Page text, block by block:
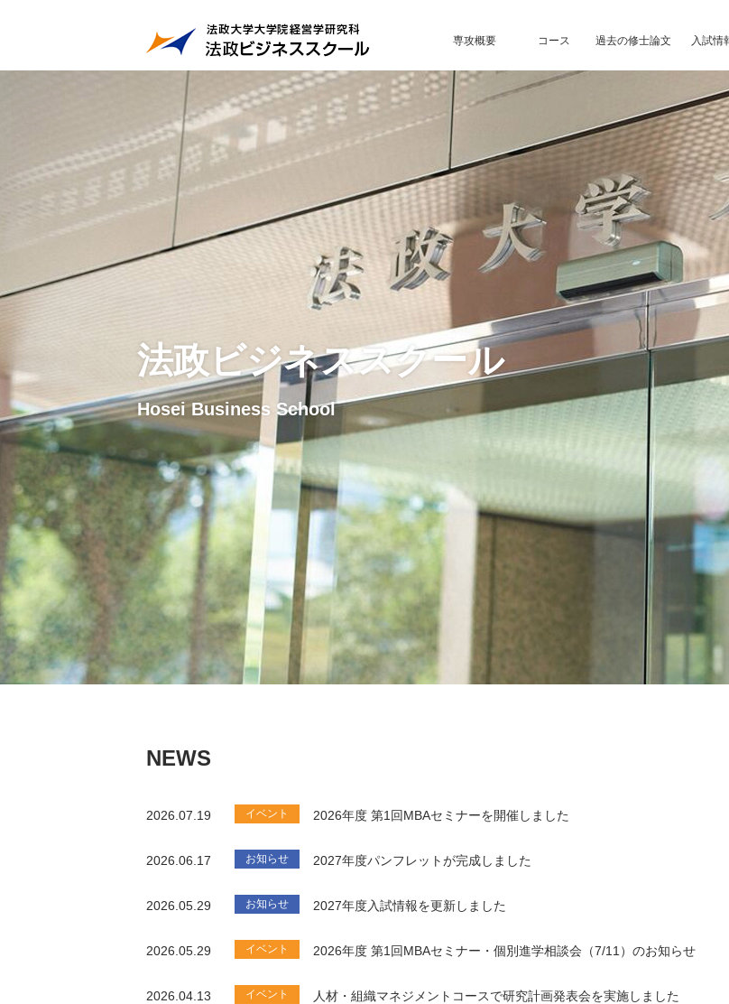
専攻概要 コース 過去の修士論文 入試情
法政ビジネススクール
Hosei Business School
NEWS
2026.07.19 イベント 2026年度 第1回MBAセミナーを開催しました
2026.06.17 お知らせ 2027年度パンフレットが完成しました
2026.05.29 お知らせ 2027年度入試情報を更新しました
2026.05.29 イベント 2026年度 第1回MBAセミナー・個別進学相談会（7/11）のお知らせ
2026.04.13 イベント 人材・組織マネジメントコースで研究計画発表会を実施しました